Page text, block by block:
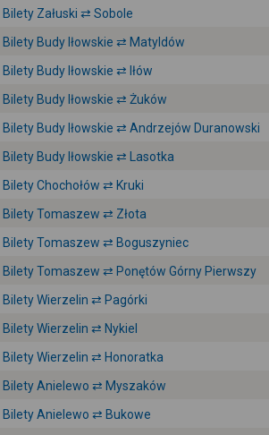
Bilety Załuski ⇄ Sobole
Bilety Budy Iłowskie ⇄ Matyldów
Bilety Budy Iłowskie ⇄ Iłów
Bilety Budy Iłowskie ⇄ Żuków
Bilety Budy Iłowskie ⇄ Andrzejów Duranowski
Bilety Budy Iłowskie ⇄ Lasotka
Bilety Chochołów ⇄ Kruki
Bilety Tomaszew ⇄ Złota
Bilety Tomaszew ⇄ Boguszyniec
Bilety Tomaszew ⇄ Ponętów Górny Pierwszy
Bilety Wierzelin ⇄ Pagórki
Bilety Wierzelin ⇄ Nykiel
Bilety Wierzelin ⇄ Honoratka
Bilety Anielewo ⇄ Myszaków
Bilety Anielewo ⇄ Bukowe